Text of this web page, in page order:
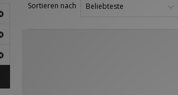
Sortieren nach